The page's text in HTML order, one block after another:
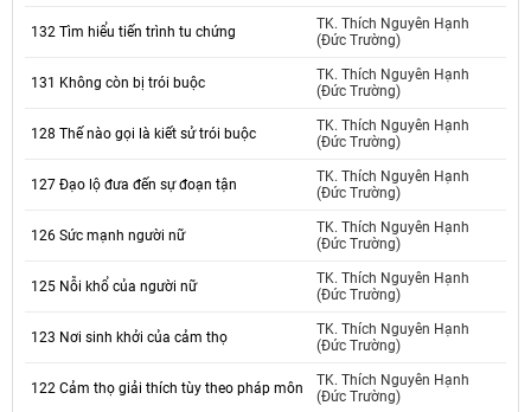
132 Tìm hiểu tiến trình tu chứng
TK. Thích Nguyên Hạnh
(Đức Trường)
131 Không còn bị trói buộc
TK. Thích Nguyên Hạnh
(Đức Trường)
128 Thế nào gọi là kiết sử trói buộc
TK. Thích Nguyên Hạnh
(Đức Trường)
127 Đạo lộ đưa đến sự đoạn tận
TK. Thích Nguyên Hạnh
(Đức Trường)
126 Sức mạnh người nữ
TK. Thích Nguyên Hạnh
(Đức Trường)
125 Nỗi khổ của người nữ
TK. Thích Nguyên Hạnh
(Đức Trường)
123 Nơi sinh khởi của cảm thọ
TK. Thích Nguyên Hạnh
(Đức Trường)
122 Cảm thọ giải thích tùy theo pháp môn
TK. Thích Nguyên Hạnh
(Đức Trường)